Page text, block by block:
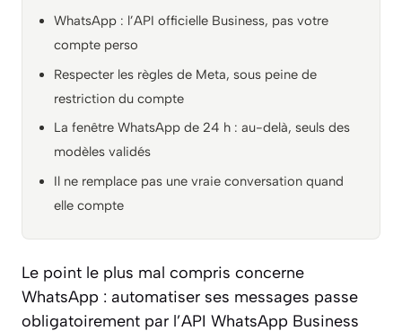
WhatsApp : l’API officielle Business, pas votre
compte perso
Respecter les règles de Meta, sous peine de
restriction du compte
La fenêtre WhatsApp de 24 h : au-delà, seuls des
modèles validés
Il ne remplace pas une vraie conversation quand
elle compte
Le point le plus mal compris concerne
WhatsApp : automatiser ses messages passe
obligatoirement par l’API WhatsApp Business